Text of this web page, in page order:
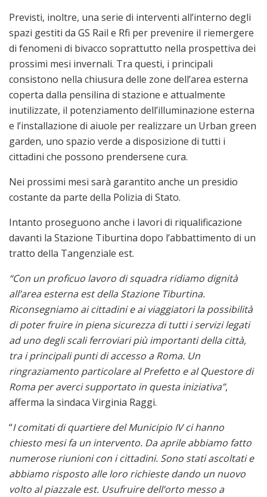
Previsti, inoltre, una serie di interventi all’interno degli
spazi gestiti da GS Rail e Rfi per prevenire il riemergere
di fenomeni di bivacco soprattutto nella prospettiva dei
prossimi mesi invernali. Tra questi, i principali
consistono nella chiusura delle zone dell’area esterna
coperta dalla pensilina di stazione e attualmente
inutilizzate, il potenziamento dell’illuminazione esterna
e l’installazione di aiuole per realizzare un Urban green
garden, uno spazio verde a disposizione di tutti i
cittadini che possono prendersene cura.
Nei prossimi mesi sarà garantito anche un presidio
costante da parte della Polizia di Stato.
Intanto proseguono anche i lavori di riqualificazione
davanti la Stazione Tiburtina dopo l’abbattimento di un
tratto della Tangenziale est.
“Con un proficuo lavoro di squadra ridiamo dignità
all’area esterna est della Stazione Tiburtina.
Riconsegniamo ai cittadini e ai viaggiatori la possibilità
di poter fruire in piena sicurezza di tutti i servizi legati
ad uno degli scali ferroviari più importanti della città,
tra i principali punti di accesso a Roma. Un
ringraziamento particolare al Prefetto e al Questore di
Roma per averci supportato in questa iniziativa”,
afferma la sindaca Virginia Raggi.
“I comitati di quartiere del Municipio IV ci hanno
chiesto mesi fa un intervento. Da aprile abbiamo fatto
numerose riunioni con i cittadini. Sono stati ascoltati e
abbiamo risposto alle loro richieste dando un nuovo
volto al piazzale est. Usufruire dell’orto messo a